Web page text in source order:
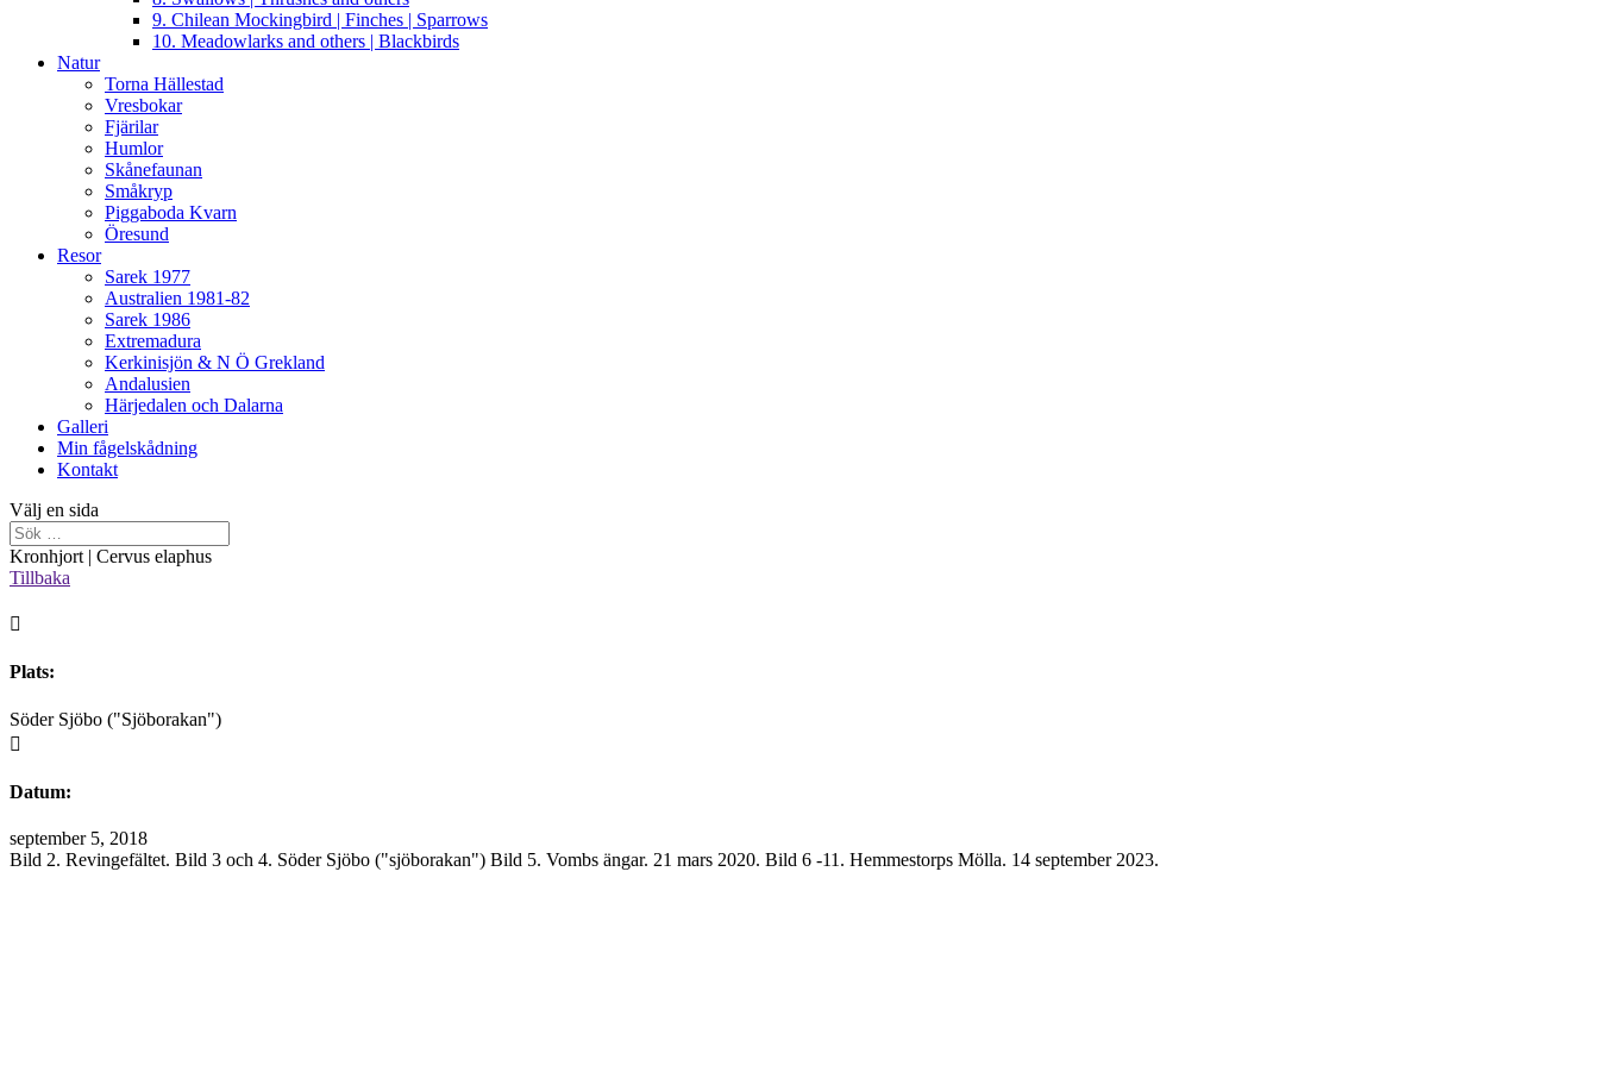
9. Chilean Mockingbird | Finches | Sparrows
10. Meadowlarks and others | Blackbirds
Natur
Torna Hällestad
Vresbokar
Fjärilar
Humlor
Skånefaunan
Småkryp
Piggaboda Kvarn
Öresund
Resor
Sarek 1977
Australien 1981-82
Sarek 1986
Extremadura
Kerkinisjön & N Ö Grekland
Andalusien
Härjedalen och Dalarna
Galleri
Min fågelskådning
Kontakt
Välj en sida
Kronhjort | Cervus elaphus
Tillbaka

Plats:
Söder Sjöbo ("Sjöborakan")

Datum:
september 5, 2018
Bild 2. Revingefältet. Bild 3 och 4. Söder Sjöbo ("sjöborakan") Bild 5. Vombs ängar. 21 mars 2020. Bild 6 -11. Hemmestorps Mölla. 14 september 2023.